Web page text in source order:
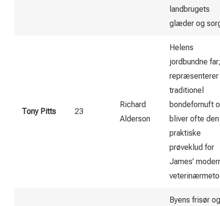
landbrugets
glæder og
Tony Pitts 23
Richard
Alderson
Helens
jordbundne
repræsenterer
traditionel
bondefornuft
bliver ofte den
praktiske
prøveklud for
James’
Byens frisør og